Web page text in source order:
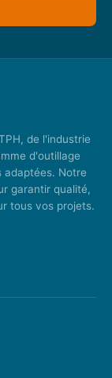
de l'industrie
d'outillage
adaptées. Notre
garantir qualité,
tous vos projets.